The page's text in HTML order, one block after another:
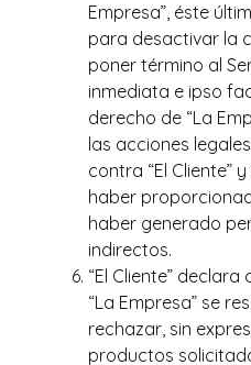
Empresa”, éste
para desactivar la
poner término al
inmediata e ipso
derecho de “La
las acciones
contra “El Cliente”
haber
haber generado
indirectos.
“El Cliente”
“La Empresa” se
rechazar, sin
productos